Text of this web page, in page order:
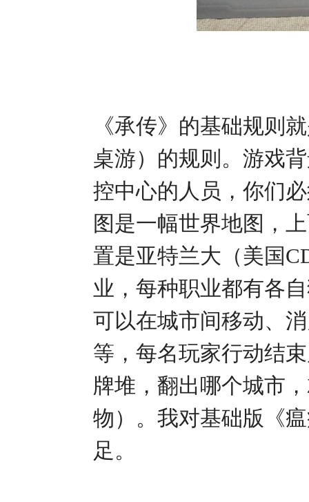
《承传》的基础规则
桌游）的规则。游戏
控中心的人员，你们
图是一幅世界地图，
置是亚特兰大（美国
业，每种职业都有各
可以在城市间移动、
等，每名玩家行动结
牌堆，翻出哪个城市
物）。我对基础版《
足。